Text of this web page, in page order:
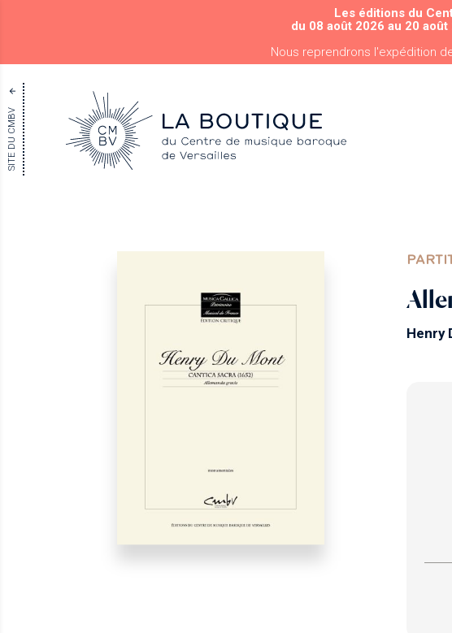
Les éditions du
du 08 août 2026 au 20
Nous reprendrons l'expédition
SITE DU CMBV
Henry